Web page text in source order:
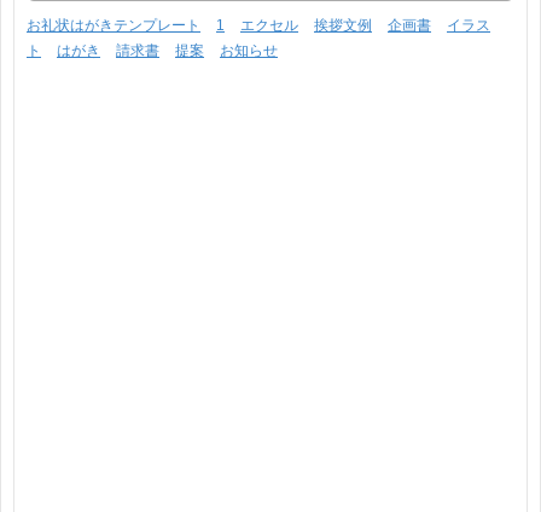
お礼状はがきテンプレート 1 エクセル 挨拶文例 企画書
イラス
ト
はがき 請求書 提案 お知らせ